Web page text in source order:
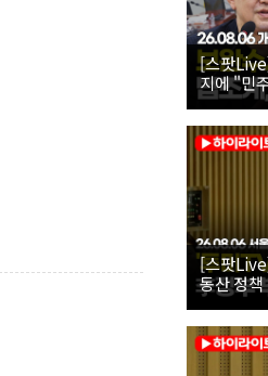
[스팟
지에 "민
26.08.06
[스팟
동산 정
대토론회